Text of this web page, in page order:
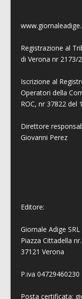
Registrazione al
di Verona nr 2173/
Iscrizione al
Operatori della
ROC, nr 37822 del
Direttore
Giovanni Perez
Editore:
Giornale Adige SRL
Piazza Cittadella
37121 Verona
P.iva 04729460230
Posta certificata: